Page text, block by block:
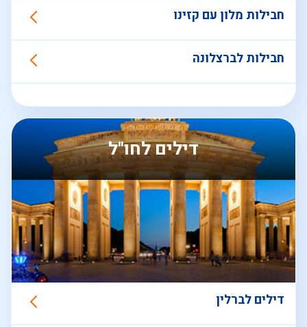
חבילות מלון עם קזינו
חבילות לברצלונה
דילים לחו"ל
דילים לברלין